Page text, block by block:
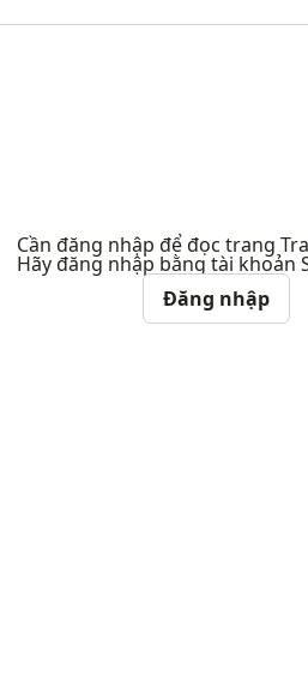
Cần đăng nhập để đọc trang
Hãy đăng nhập bằng tài khoản
Đăng nhập